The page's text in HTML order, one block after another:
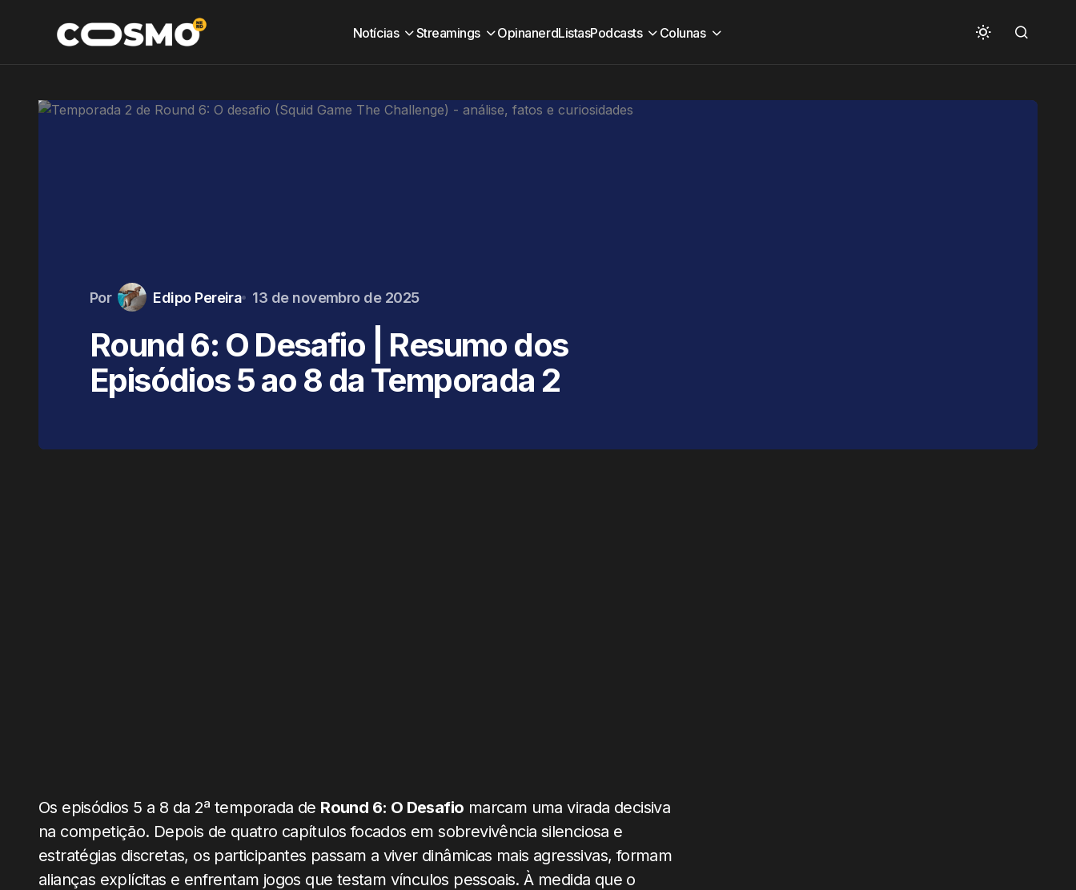
Notícias Streamings OpinanerdListasPodcasts Colunas
Por Edipo Pereira 13 de novembro de 2025
Round 6: O Desafio | Resumo dos
Episódios 5 ao 8 da Temporada 2
Os episódios 5 a 8 da 2ª temporada de Round 6: O Desafio marcam uma virada decisiva
na competição. Depois de quatro capítulos focados em sobrevivência silenciosa e
estratégias discretas, os participantes passam a viver dinâmicas mais agressivas, formam
alianças explícitas e enfrentam jogos que testam vínculos pessoais. À medida que o